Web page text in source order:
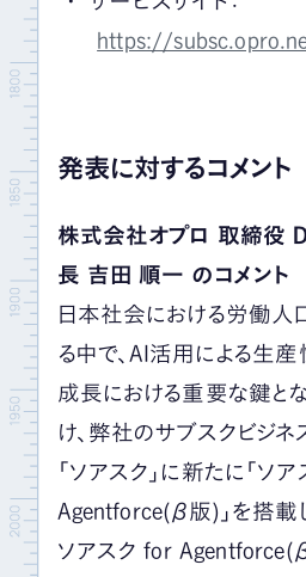
https://
発表に対するコメント
株式会社オプロ 取締役
長 吉田 順一 のコメント
日本社会における労働人
る中で、AI活用による生
成長における重要な鍵と
け、弊社のサブスクビジ
「ソアスク」に新たに「ソ
Agentforce(β版)」を搭載
ソアスク for